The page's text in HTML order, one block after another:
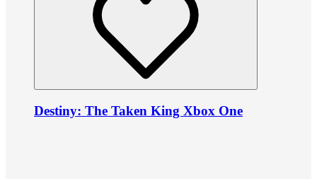
Destiny: The Taken King Xbox One